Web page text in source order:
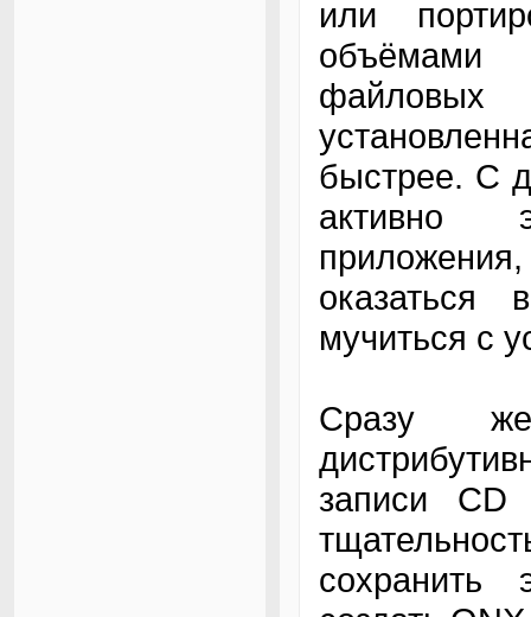
или
объёмами
быстрее. С
активно
оказаться
мучиться с
Сразу
записи
сохранить